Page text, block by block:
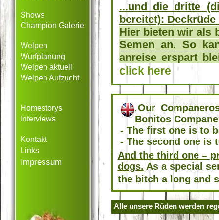
Shows
Champion Galerie
Welpen
Wurfplanung
Welpen aktuell
Welpen Aufzucht
Homestorys
Interviews
Kontakt
Links
Impressum
...und die dritte
bereitet): Deckrüde
Hier bieten wir als
Semen an. So
anreise erspart
click here
.Our
Bonitos
- The first one is to
- The second one is
And the third one –
dogs. As a special
the bitch a long and
Alle unsere Rüden werden